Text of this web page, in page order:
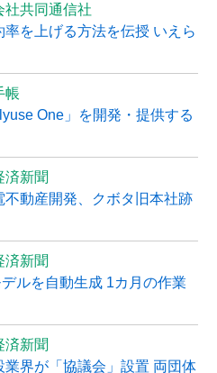
社共同通信社
を上げる方法を伝授 いえら
帳
One」を開発・提供する
済新聞
動産開発、クボタ旧本社跡
済新聞
ルを自動生成 1カ月の作業
済新聞
界が「協議会」設置 両団体